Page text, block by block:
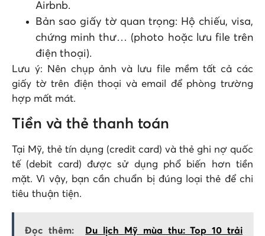
Airbnb.
Bản sao giấy tờ quan trọng: Hộ chiếu, visa,
chứng minh thư… (photo hoặc lưu file trên
điện thoại).
Lưu ý: Nên chụp ảnh và lưu file mềm tất cả các
giấy tờ trên điện thoại và email để phòng trường
hợp mất mát.
Tiền và thẻ thanh toán
Tại Mỹ, thẻ tín dụng (credit card) và thẻ ghi nợ quốc
tế (debit card) được sử dụng phổ biến hơn tiền
mặt. Vì vậy, bạn cần chuẩn bị đúng loại thẻ để chi
tiêu thuận tiện.
Đọc thêm:
Du lịch Mỹ mùa thu: Top 10 trải